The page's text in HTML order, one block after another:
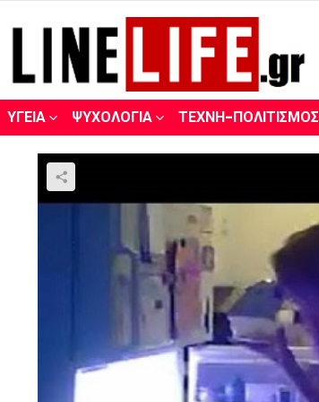
ΥΓΕΊΑ ΨΥΧΟΛΟΓΊΑ ΤΈΧΝΗ-ΠΟΛΙΤΙΣΜΌΣ